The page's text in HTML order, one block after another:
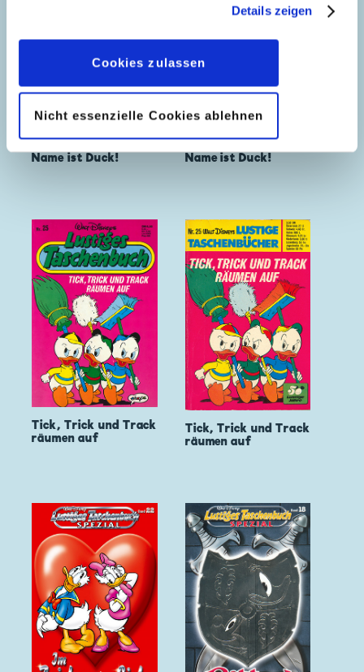
geben, können Sie diese jederzeit in der
Datenschutzerklärungwieder widerrufen.
Details zeigen
Cookies zulassen
Nicht essenzielle Cookies ablehnen
Name ist Duck!
Name ist Duck!
Tick, Trick und Track
räumen auf
Tick, Trick und Track
räumen auf